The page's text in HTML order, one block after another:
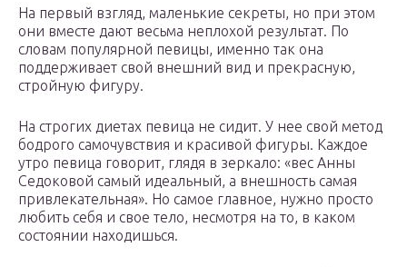
На первый взгляд, маленькие секреты, но при этом
они вместе дают весьма неплохой результат. По
словам популярной певицы, именно так она
поддерживает свой внешний вид и прекрасную,
стройную фигуру.
На строгих диетах певица не сидит. У нее свой метод
бодрого самочувствия и красивой фигуры. Каждое
утро певица говорит, глядя в зеркало: «вес Анны
Седоковой самый идеальный, а внешность самая
привлекательная». Но самое главное, нужно просто
любить себя и свое тело, несмотря на то, в каком
состоянии находишься.